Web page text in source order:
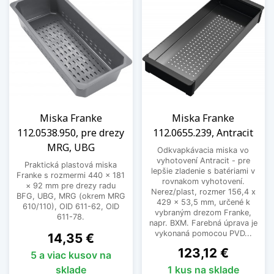
Miska Franke
112.0538.950, pre drezy
MRG, UBG
Praktická plastová miska
Franke s rozmermi 440 × 181
× 92 mm pre drezy radu
BFG, UBG, MRG (okrem MRG
610/110), OID 611-62, OID
611-78.
Cena
14,35 €
5 a viac kusov na
sklade
Miska Franke
112.0655.239, Antracit
Odkvapkávacia miska vo
vyhotovení Antracit - pre
lepšie zladenie s batériami v
rovnakom vyhotovení.
Nerez/plast, rozmer 156,4 x
429 x 53,5 mm, určené k
vybraným drezom Franke,
napr. BXM. Farebná úprava je
vykonaná pomocou PVD...
Cena
123,12 €
1 kus na sklade